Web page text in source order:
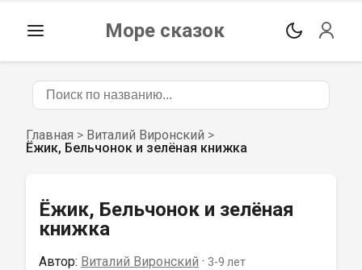
Море сказок
Главная > Виталий Виронский >
Ёжик, Бельчонок и зелёная книжка
Ёжик, Бельчонок и зелёная
книжка
Автор: Виталий Виронский · 3-9 лет